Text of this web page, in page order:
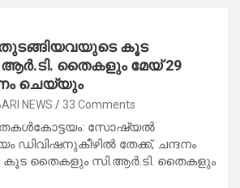
തുടങ്ങിയവയുടെ കൂട
തൈകളും മേയ് 29
ചെയ്യും
NEWS 33 Comments
സോഷ്യൽ
ഡിവിഷനുകീഴിൽ തേക്ക്, ചന്ദനം
കൂട തൈകളും സി.ആർ.ടി. തൈകളും